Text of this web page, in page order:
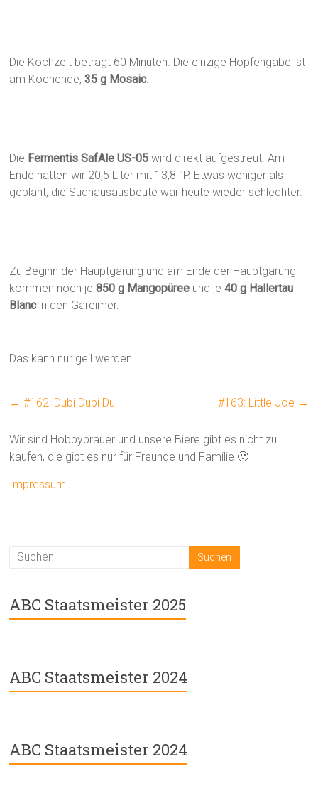
Die Kochzeit beträgt 60 Minuten. Die einzige Hopfengabe ist
am Kochende,35 g Mosaic.
Die Fermentis SafAle US-05 wird direkt aufgestreut. Am
Ende hatten wir 20,5 Liter mit 13,8 °P. Etwas weniger als
geplant, die Sudhausausbeute war heute wieder schlechter.
Zu Beginn der Hauptgärung und am Ende der Hauptgärung
kommen noch je850 g Mangopüree und je40 g Hallertau
Blancin den Gäreimer.
Das kann nur geil werden!
← #162: Dubi Dubi Du #163: Little Joe →
Wir sind Hobbybrauer und unsere Biere gibt es nicht zu
kaufen, die gibt es nur für Freunde und Familie 🙂
Impressum
ABC Staatsmeister 2025
ABC Staatsmeister 2024
ABC Staatsmeister 2024